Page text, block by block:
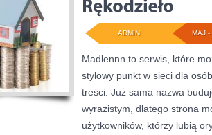
MAJ -
ADMIN
Madlennn to serwis, które
stylowy punkt w sieci dla
treści. Już sama nazwa
wyrazistym, dlatego strona
użytkowników, którzy lubią